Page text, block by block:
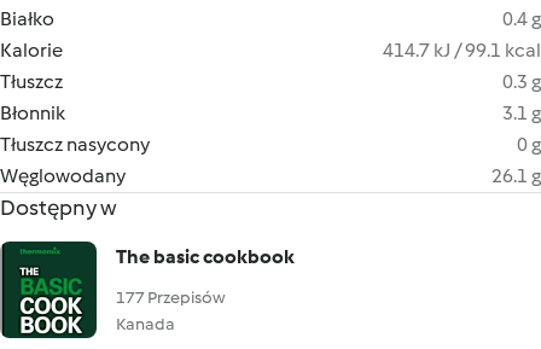
Białko
0.4 g
Kalorie
414.7 kJ / 99.1 kcal
Tłuszcz
0.3 g
Błonnik
3.1 g
Tłuszcz nasycony
0 g
Węglowodany
26.1 g
Dostępny w
The basic cookbook
177 Przepisów
Kanada